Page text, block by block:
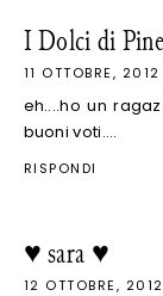
I Dolci di
11 OTTOBRE, 2012
eh....ho un
buoni voti....
RISPONDI
♥ sara ♥
12 OTTOBRE, 2012